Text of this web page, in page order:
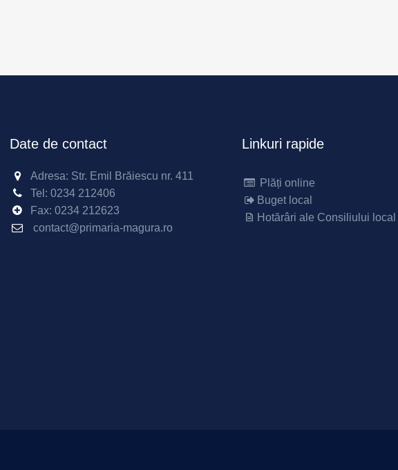
Date de contact
Adresa: Str. Emil Brăiescu nr. 411
Tel: 0234 212406
Fax: 0234 212623
contact@primaria-magura.ro
Linkuri rapide
Plăți online
Buget local
Hotărâri ale Consiliului local